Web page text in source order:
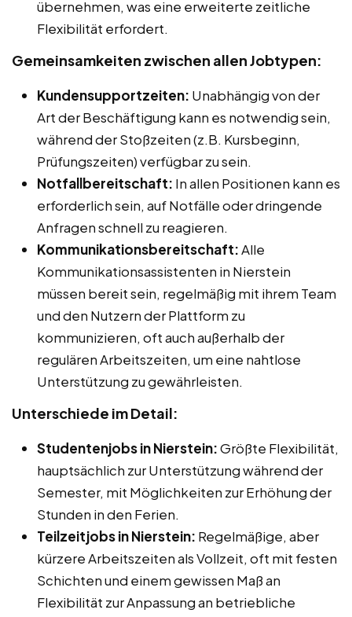
übernehmen, was eine erweiterte zeitliche
Flexibilität erfordert.
Gemeinsamkeiten zwischen allen Jobtypen:
Kundensupportzeiten: Unabhängig von der
Art der Beschäftigung kann es notwendig sein,
während der Stoßzeiten (z.B. Kursbeginn,
Prüfungszeiten) verfügbar zu sein.
Notfallbereitschaft: In allen Positionen kann es
erforderlich sein, auf Notfälle oder dringende
Anfragen schnell zu reagieren.
Kommunikationsbereitschaft:Alle
Kommunikationsassistenten in Nierstein
müssen bereit sein, regelmäßig mit ihrem Team
und den Nutzern der Plattform zu
kommunizieren, oft auch außerhalb der
regulären Arbeitszeiten, um eine nahtlose
Unterstützung zu gewährleisten.
Unterschiede im Detail:
Studentenjobs in Nierstein:Größte Flexibilität,
hauptsächlich zur Unterstützung während der
Semester, mit Möglichkeiten zur Erhöhung der
Stunden in den Ferien.
Teilzeitjobs in Nierstein: Regelmäßige, aber
kürzere Arbeitszeiten als Vollzeit, oft mit festen
Schichten und einem gewissen Maß an
Flexibilität zur Anpassung an betriebliche